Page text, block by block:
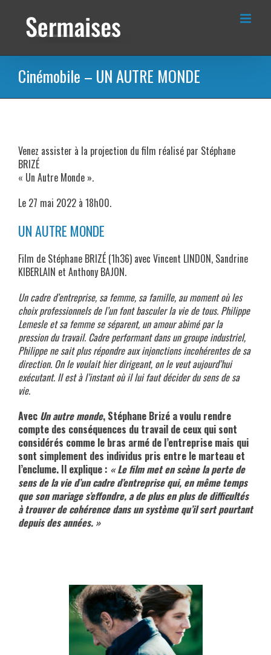
contenu
Cinémobile – UN AUTRE MONDE
Venez assister à la projection du film réalisé par Stéphane
BRIZÉ
« Un Autre Monde ».
Le 27 mai 2022 à 18h00.
UN AUTRE MONDE
Film de Stéphane BRIZÉ (1h36) avec Vincent LINDON, Sandrine
KIBERLAIN et Anthony BAJON.
Un cadre d’entreprise, sa femme, sa famille, au moment où les
choix professionnels de l’un font basculer la vie de tous. Philippe
Lemesle et sa femme se séparent, un amour abimé par la
pression du travail. Cadre performant dans un groupe industriel,
Philippe ne sait plus répondre aux injonctions incohérentes de sa
direction. On le voulait hier dirigeant, on le veut aujourd’hui
exécutant. Il est à l’instant où il lui faut décider du sens de sa
vie.
Avec Un autre monde, Stéphane Brizé a voulu rendre
compte des conséquences du travail de ceux qui sont
considérés comme le bras armé de l’entreprise mais qui
sont simplement des individus pris entre le marteau et
l’enclume. Il explique : « Le film met en scène la perte de
sens de la vie d’un cadre d’entreprise qui, en même temps
que son mariage s’effondre, a de plus en plus de difficultés
à trouver de cohérence dans un système qu’il sert pourtant
depuis des années. »